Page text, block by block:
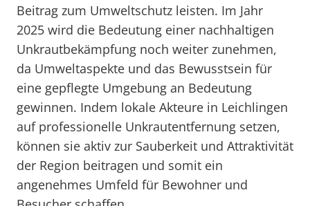
Beitrag zum Umweltschutz leisten. Im Jahr
2025 wird die Bedeutung einer nachhaltigen
Unkrautbekämpfung noch weiter zunehmen,
da Umweltaspekte und das Bewusstsein für
eine gepflegte Umgebung an Bedeutung
gewinnen. Indem lokale Akteure in Leichlingen
auf professionelle Unkrautentfernung setzen,
können sie aktiv zur Sauberkeit und Attraktivität
der Region beitragen und somit ein
angenehmes Umfeld für Bewohner und